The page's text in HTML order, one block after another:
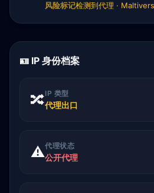
风险标记检测到代理 ·
🪪 IP 身份档案
🔀IP 类型
代理出口
⚠️代理状态
公开代理